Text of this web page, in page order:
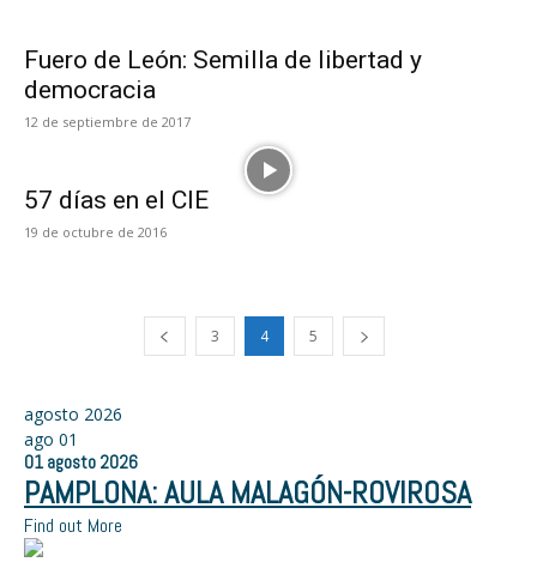
Fuero de León: Semilla de libertad y
democracia
12 de septiembre de 2017
57 días en el CIE
19 de octubre de 2016
3 4 5
agosto 2026
ago 01
01 agosto 2026
PAMPLONA: AULA MALAGÓN-ROVIROSA
Find out More